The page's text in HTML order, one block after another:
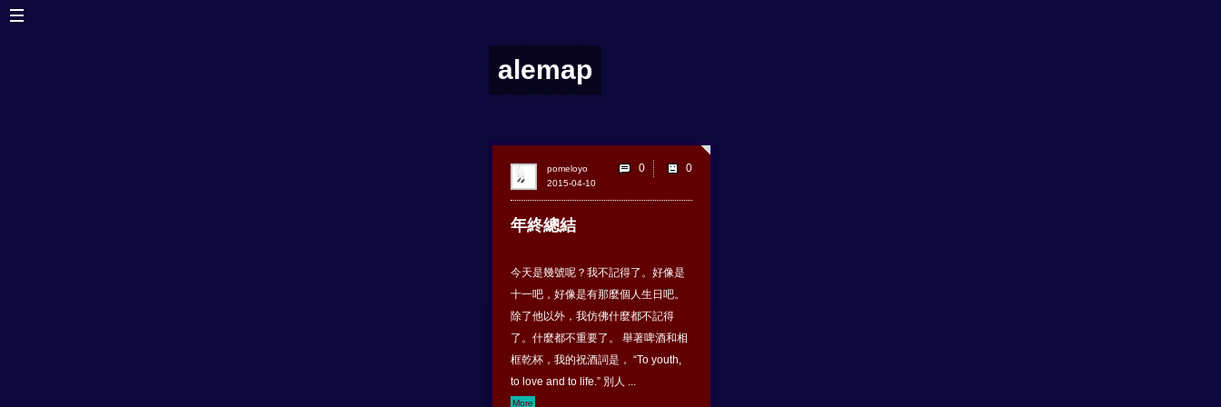
alemap
年終總結
今天是幾號呢？我不記得了。好像是
十一吧，好像是有那麼個人生日吧。
除了他以外，我仿佛什麼都不記得
了。什麼都不重要了。 舉著啤酒和相
框乾杯，我的祝酒詞是， “To youth,
to love and to life.” 別人 ...
More
2015-04-10
pomeloyo 0